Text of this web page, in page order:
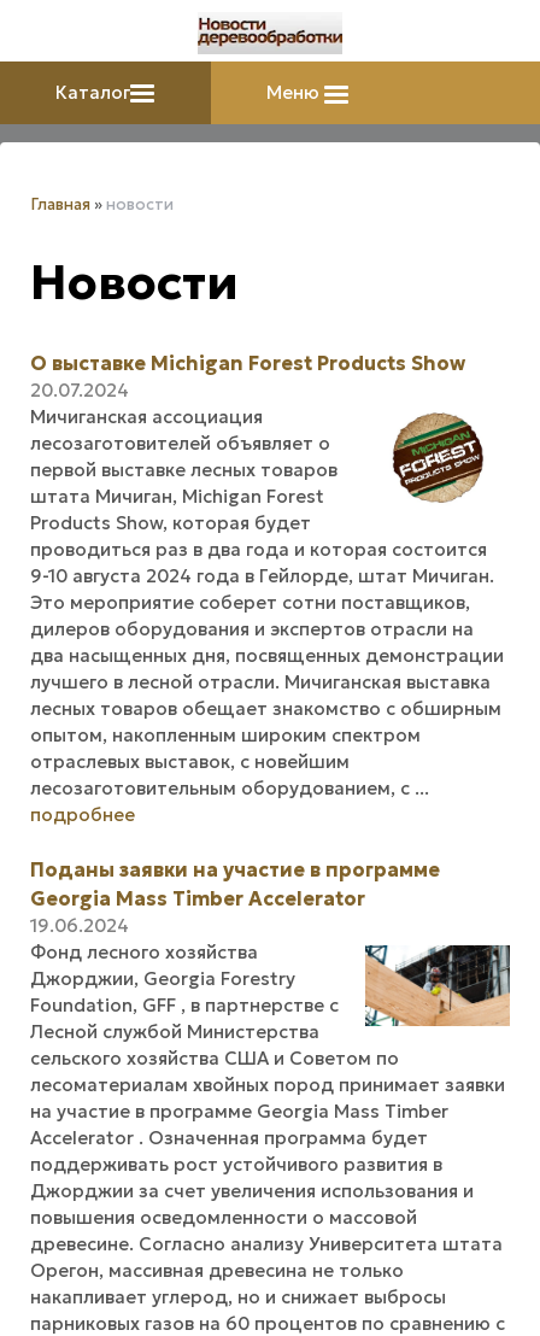
Каталог Меню
Главная »новости
Новости
О выставке Michigan Forest Products Show
20.07.2024
Мичиганская ассоциация
лесозаготовителей объявляет о
первой выставке лесных товаров
штата Мичиган, Michigan Forest
Products Show, которая будет
проводиться раз в два года и которая состоится
9-10 августа 2024 года в Гейлорде, штат Мичиган.
Это мероприятие соберет сотни поставщиков,
дилеров оборудования и экспертов отрасли на
два насыщенных дня, посвященных демонстрации
лучшего в лесной отрасли. Мичиганская выставка
лесных товаров обещает знакомство с обширным
опытом, накопленным широким спектром
отраслевых выставок, с новейшим
лесозаготовительным оборудованием, с ...
подробнее
Поданы заявки на участие в программе
Georgia Mass Timber Accelerator
19.06.2024
Фонд лесного хозяйства
Джорджии, Georgia Forestry
Foundation, GFF , в партнерстве с
Лесной службой Министерства
сельского хозяйства США и Советом по
лесоматериалам хвойных пород принимает заявки
на участие в программе Georgia Mass Timber
Accelerator . Означенная программа будет
поддерживать рост устойчивого развития в
Джорджии за счет увеличения использования и
повышения осведомленности о массовой
древесине. Согласно анализу Университета штата
Орегон, массивная древесина не только
накапливает углерод, но и снижает выбросы
парниковых газов на 60 процентов по сравнению с